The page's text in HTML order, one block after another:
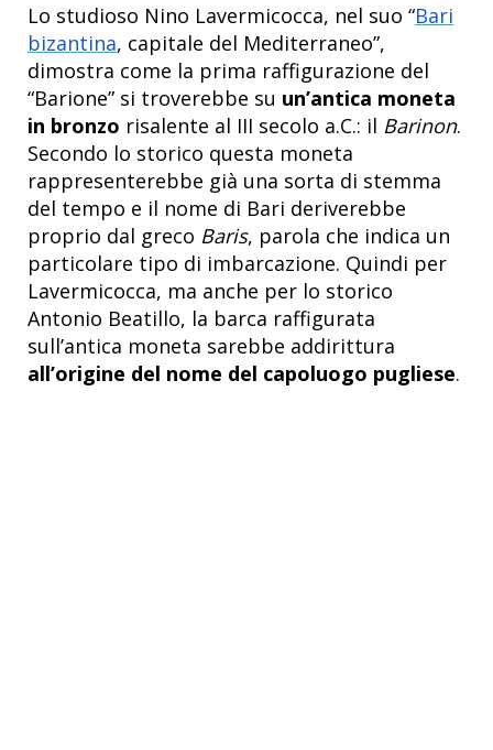
Lo studioso Nino Lavermicocca, nel suo “Bari
bizantina, capitale del Mediterraneo”,
dimostra come la prima raffigurazione del
“Barione” si troverebbe su un’antica moneta
in bronzo risalente al III secolo a.C.: il Barinon.
Secondo lo storico questa moneta
rappresenterebbe già una sorta di stemma
del tempo e il nome di Bari deriverebbe
proprio dal greco Baris, parola che indica un
particolare tipo di imbarcazione. Quindi per
Lavermicocca, ma anche per lo storico
Antonio Beatillo, la barca raffigurata
sull’antica moneta sarebbe addirittura
all’origine del nome del capoluogo pugliese.